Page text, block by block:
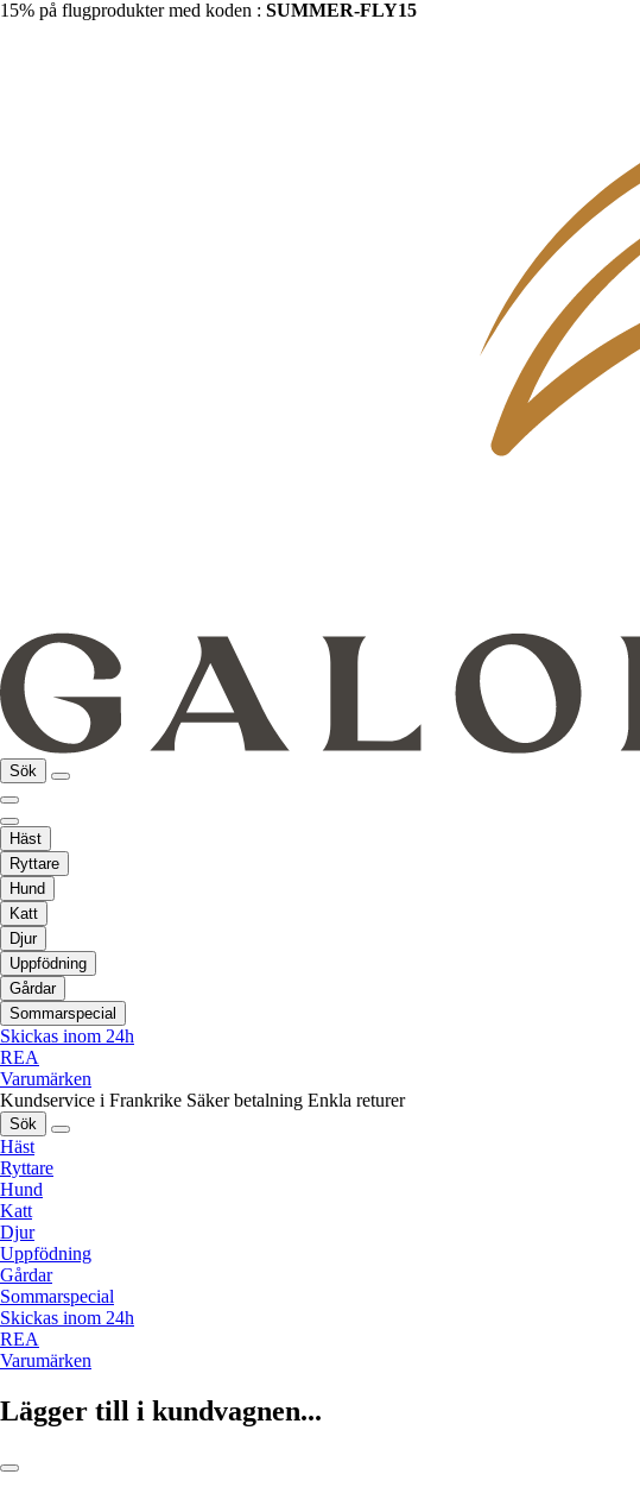
15% på flugprodukter med koden : SUMMER-FLY15
Sök
Häst
Ryttare
Hund
Katt
Djur
Uppfödning
Gårdar
Sommarspecial
Skickas inom 24h
REA
Varumärken
Kundservice i Frankrike Säker betalning Enkla returer
Sök
Häst
Ryttare
Hund
Katt
Djur
Uppfödning
Gårdar
Sommarspecial
Skickas inom 24h
REA
Varumärken
Lägger till i kundvagnen...